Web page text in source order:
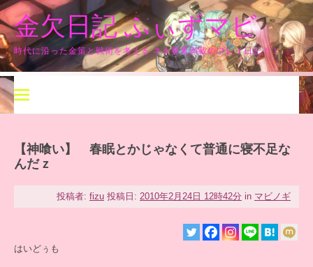
コ
ン
テ
ン
ツ
へ
ス
キ
ッ
金欠日記 ふぃずマビ
時代に沿った金策と戦術を考える ネタ要素満載のプレイ日記！！
【神喰い】 春眠とかじゃなくて普通に寝不足な
んだｚ
投稿者: fizu 投稿日: 2010年2月24日 12時42分 in マビノギ
はいどぅも